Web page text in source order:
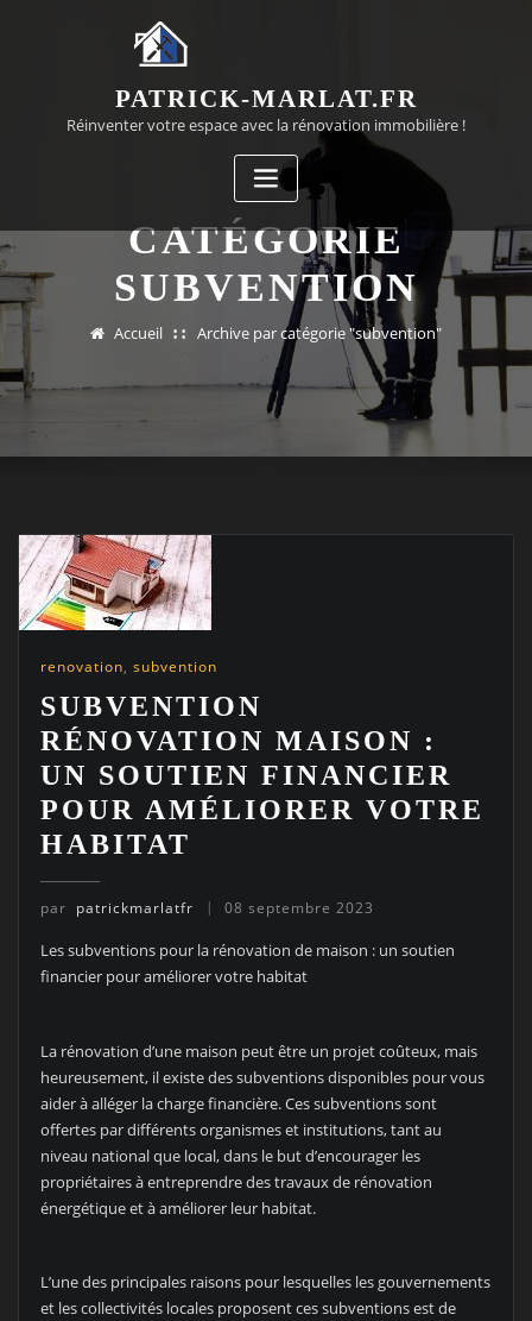
PATRICK-MARLAT.FR
Réinventer votre espace avec la rénovation immobilière !
CATÉGORIE
SUBVENTION
Accueil Archive par catégorie "subvention"
renovation, subvention
SUBVENTION
RÉNOVATION MAISON :
UN SOUTIEN FINANCIER
POUR AMÉLIORER VOTRE
HABITAT
par patrickmarlatfr 08 septembre 2023
Les subventions pour la rénovation de maison : un soutien
financier pour améliorer votre habitat
La rénovation d’une maison peut être un projet coûteux, mais
heureusement, il existe des subventions disponibles pour vous
aider à alléger la charge financière. Ces subventions sont
offertes par différents organismes et institutions, tant au
niveau national que local, dans le but d’encourager les
propriétaires à entreprendre des travaux de rénovation
énergétique et à améliorer leur habitat.
L’une des principales raisons pour lesquelles les gouvernements
et les collectivités locales proposent ces subventions est de